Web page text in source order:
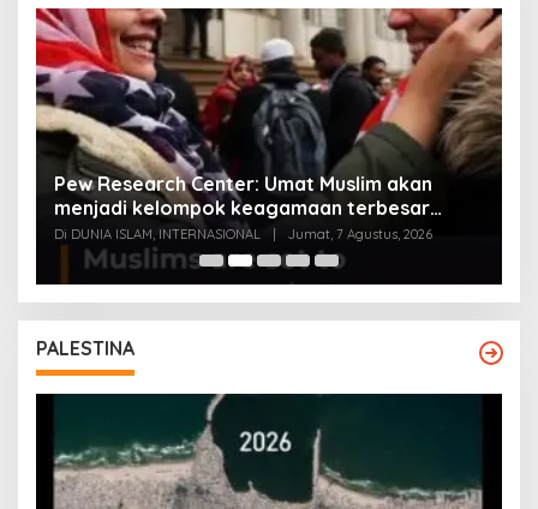
Pew Research Center: Umat Muslim akan
menjadi kelompok keagamaan terbesar
kedua di AS 2040 kalahkan Yahudi
Di DUNIA ISLAM, INTERNASIONAL Jumat, 7 Agustus, 2026
PALESTINA